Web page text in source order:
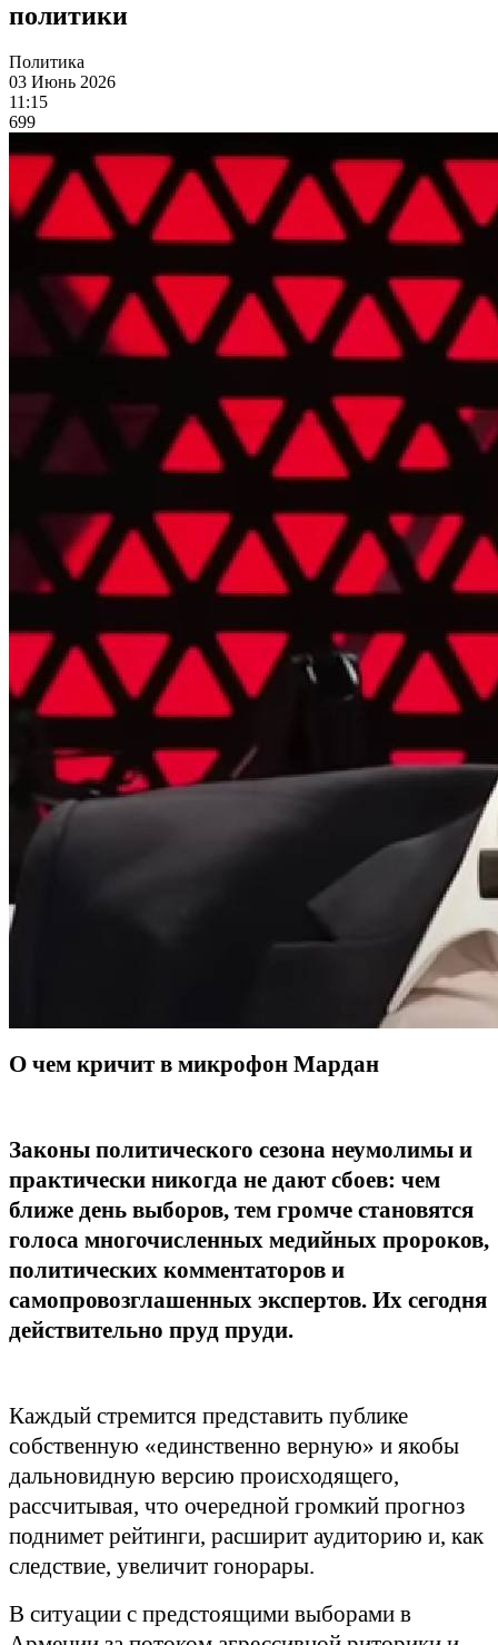
политики
Политика
03 Июнь 2026
11:15
699
О чем кричит в микрофон Мардан
Законы политического сезона неумолимы и
практически никогда не дают сбоев: чем
ближе день выборов, тем громче становятся
голоса многочисленных медийных пророков,
политических комментаторов и
самопровозглашенных экспертов. Их сегодня
действительно пруд пруди.
Каждый стремится представить публике
собственную «единственно верную» и якобы
дальновидную версию происходящего,
рассчитывая, что очередной громкий прогноз
поднимет рейтинги, расширит аудиторию и, как
следствие, увеличит гонорары.
В ситуации с предстоящими выборами в